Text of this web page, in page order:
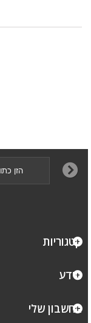
קטגוריות
מידע
החשבון שלי